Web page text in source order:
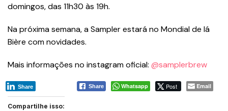
domingos, das 11h30 às 19h.
Na próxima semana, a Sampler estará no Mondial de lá
Bière com novidades.
Mais informações no instagram oficial: @samplerbrew
Share Whatsapp Post Email
Share
Compartilhe isso: